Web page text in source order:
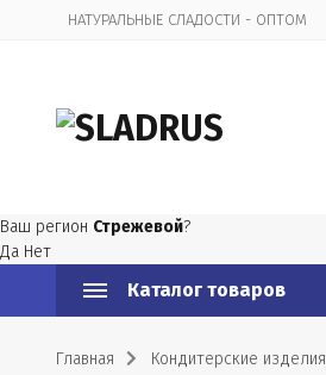
НАТУРАЛЬНЫЕ СЛАДОСТИ - ОПТОМ
Ваш регион Стрежевой?
Да Нет
Каталог товаров
Главная Кондитерские изделия